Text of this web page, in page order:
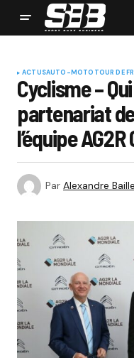
ACTUSAUTO-MOTO TOUR DE
Cyclisme –
partenariat
l’équipe
Par Alexandre